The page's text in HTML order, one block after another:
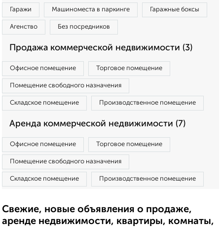
Гаражи Машиноместа в паркинге Гаражные боксы
Агенство Без посредников
Продажа коммерческой недвижимости (3)
Офисное помещение Торговое помещение
Помещение свободного назначения
Складское помещение Производственное помещение
Аренда коммерческой недвижимости (7)
Офисное помещение Торговое помещение
Помещение свободного назначения
Складское помещение Производственное помещение
Свежие, новые объявления о продаже,
аренде недвижимости, квартиры, комнаты,